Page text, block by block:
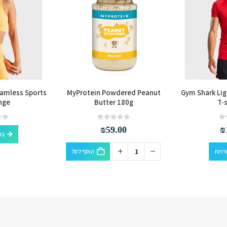
Gym Shark
T-
₪
למוצר זה יש מספר סוגים. ניתן לבחור את האפשרויות בעמוד המוצר
MyProtein Powdered Peanut
Butter 180g
₪59.00
הוסף לסל
Sports
0
out of 5